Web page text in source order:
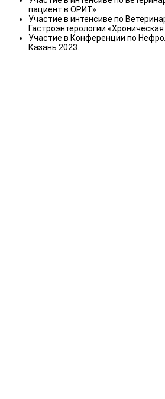
пациент в ОРИТ»
Участие в интенсиве по
Гастроэнтерологии
Участие в Конференции по
Казань 2023.